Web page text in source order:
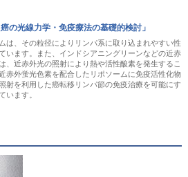
の光線力学・免疫療法の基礎的検討」
は、その粒径によりリンパ系に取り込まれやすい性
います。また、インドシアニングリーンなどの近赤
、近赤外光の照射により熱や活性酸素を発生するこ
赤外蛍光色素を配合したリポソームに免疫活性化物
射を利用した癌転移リンパ節の免疫治療を可能にす
います。